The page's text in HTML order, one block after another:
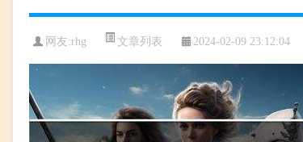
网友:rhg 文章列表 2024-02-09 23:12:04